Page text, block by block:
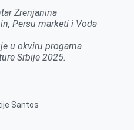
Zrenjanina
Persu marketi i Voda
u okviru progama
Srbije 2025.
Santos